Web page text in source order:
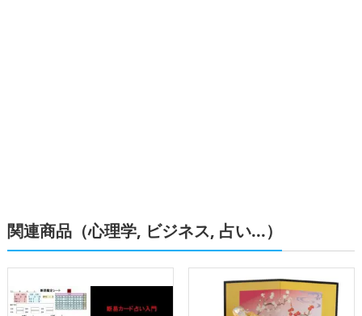
関連商品（心理学, ビジネス, 占い...）